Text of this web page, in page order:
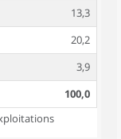
13,3
20,2
3,9
100,0